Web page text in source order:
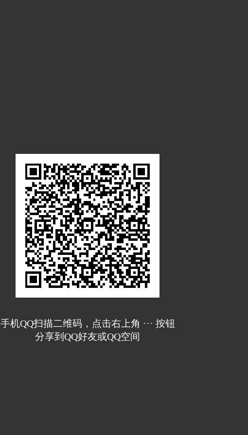
手机QQ扫描二维码，点击右上角 ··· 按钮
分享到QQ好友或QQ空间